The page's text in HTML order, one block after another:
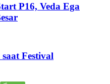
P16, Veda Ega
Festival